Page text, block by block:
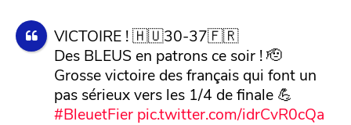
VICTOIRE ! 🇭🇺30-37🇫🇷
Des BLEUS en patrons ce soir ! 🫡
Grosse victoire des français qui font un
pas sérieux vers les 1/4 de finale 💪
#BleuetFier pic.twitter.com/idrCvR0cQa